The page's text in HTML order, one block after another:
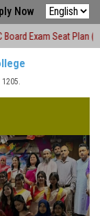
Now
Plan ( TEJGAON